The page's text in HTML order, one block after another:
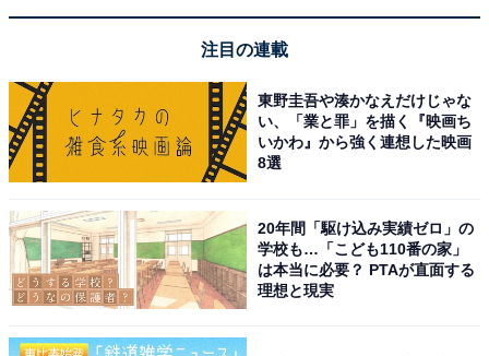
すすめプランをお見逃しなく！
※プラン名称に【楽天スーパーDEAL】と記載があるプ
ランのみ、ポイント還元対象です
楽天スーパーDEAL対象のホテル・プランを見る
※掲載されている情報は記事公開時のものです。あらか
じめご了承ください。 また、記事中の宿泊プランを予約
注目の連載
東野圭吾や湊かなえだけじゃな
い、「業と罪」を描く『映画ち
いかわ』から強く連想した映画
8選
20年間「駆け込み実績ゼロ」の
学校も…「こども110番の家」
は本当に必要？ PTAが直面する
理想と現実